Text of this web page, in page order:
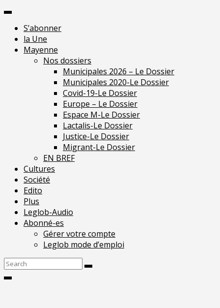
Skip
contentS’abonner
la Une
Mayenne
Nos dossiers
Municipales 2026 – Le Dossier
Municipales 2020-Le Dossier
Covid-19-Le Dossier
Europe – Le Dossier
Espace M-Le Dossier
Lactalis-Le Dossier
Justice-Le Dossier
Migrant-Le Dossier
EN BREF
Cultures
Société
Edito
Plus
Leglob-Audio
Abonné-es
Gérer votre compte
Leglob mode d’emploi
Search